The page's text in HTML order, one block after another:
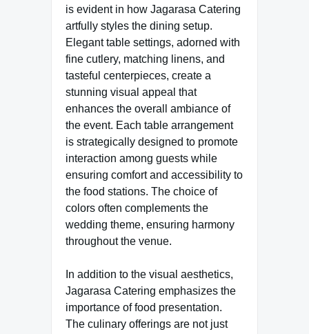
is evident in how Jagarasa Catering
artfully styles the dining setup.
Elegant table settings, adorned with
fine cutlery, matching linens, and
tasteful centerpieces, create a
stunning visual appeal that
enhances the overall ambiance of
the event. Each table arrangement
is strategically designed to promote
interaction among guests while
ensuring comfort and accessibility to
the food stations. The choice of
colors often complements the
wedding theme, ensuring harmony
throughout the venue.
In addition to the visual aesthetics,
Jagarasa Catering emphasizes the
importance of food presentation.
The culinary offerings are not just